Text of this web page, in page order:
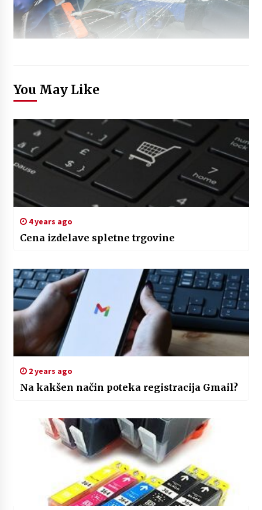
You May Like
4 years ago
Cena izdelave spletne trgovine
2 years ago
Na kakšen način poteka registracija Gmail?